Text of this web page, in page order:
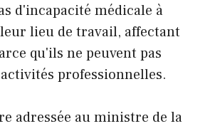
d'incapacité médicale à
lieu de travail, affectant
qu'ils ne peuvent pas
professionnelles.
adressée au ministre de la